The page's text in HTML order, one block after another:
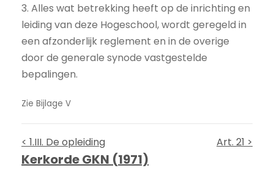
3. Alles wat betrekking heeft op de inrichting en
leiding van deze Hogeschool, wordt geregeld in
een afzonderlijk reglement en in de overige
door de generale synode vastgestelde
bepalingen.
Zie Bijlage V
< 1.III. De opleiding Art. 21 >
Kerkorde GKN (1971)